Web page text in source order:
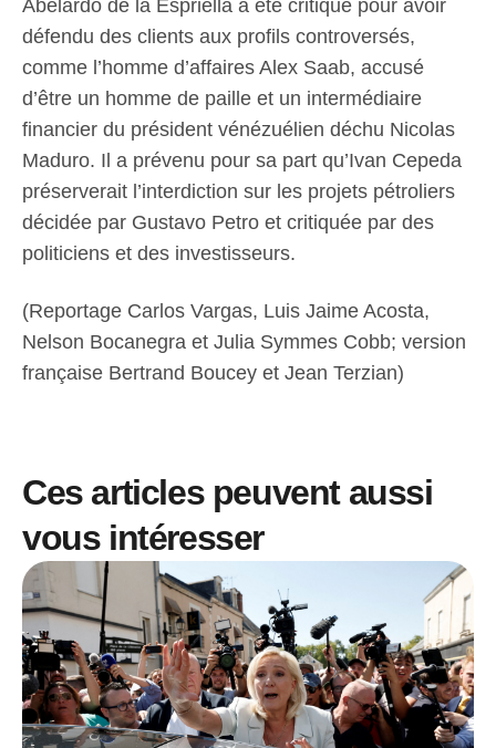
Abelardo de la Espriella a été critiqué pour avoir
défendu des clients aux profils controversés,
comme l’homme d’affaires Alex Saab, accusé
d’être un homme de paille et un intermédiaire
financier du président vénézuélien déchu Nicolas
Maduro. Il a prévenu pour sa part qu’Ivan Cepeda
préserverait l’interdiction sur les projets pétroliers
décidée par Gustavo Petro et critiquée par des
politiciens et des investisseurs.
(Reportage Carlos Vargas, Luis Jaime Acosta,
Nelson Bocanegra et Julia Symmes Cobb; version
française Bertrand Boucey et Jean Terzian)
Ces articles peuvent aussi
vous intéresser